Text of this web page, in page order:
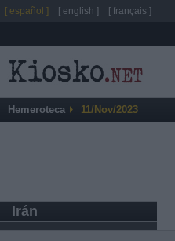
Hemeroteca 11/Nov/2023
Irán
[ español ] [ english ] [ français ]